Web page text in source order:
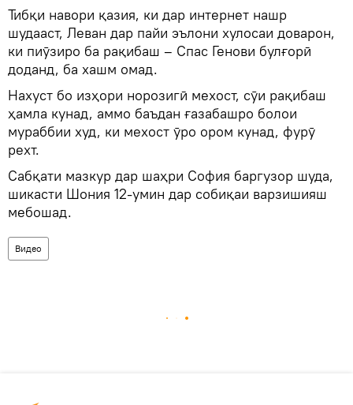
Тибқи навори қазия, ки дар интернет нашр
шудааст, Леван дар пайи эълони хулосаи доварон,
ки пиӯзиро ба рақибаш – Спас Генови булғорӣ
доданд, ба хашм омад.
Нахуст бо изҳори норозигӣ мехост, сӯи рақибаш
ҳамла кунад, аммо баъдан ғазабашро болои
мураббии худ, ки мехост ӯро ором кунад, фурӯ
рехт.
Сабқати мазкур дар шаҳри София баргузор шуда,
шикасти Шония 12-умин дар собиқаи варзишияш
мебошад.
Видео